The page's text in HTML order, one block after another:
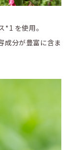
*1 を使用。
成分が豊富に含ま